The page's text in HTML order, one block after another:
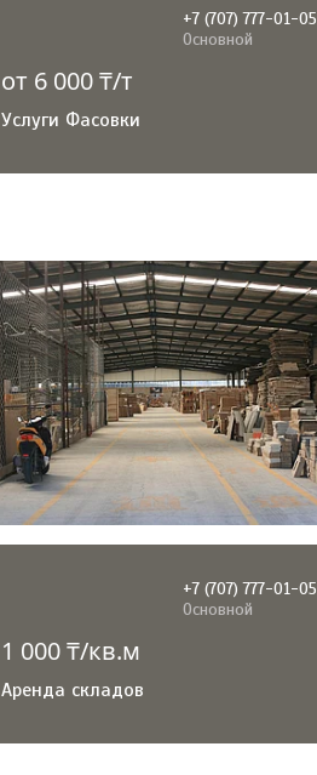
+7 (707) 777-01-05
Основной
от 6 000 ₸/т
Услуги Фасовки
+7 (707) 777-01-05
Основной
1 000 ₸/кв.м
Аренда складов